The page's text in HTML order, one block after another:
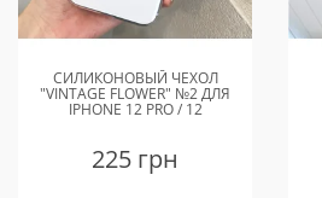
СИЛИКОНОВЫЙ ЧЕХОЛ
"VINTAGE FLOWER" №2 ДЛЯ
IPHONE 12 PRO / 12
225 грн